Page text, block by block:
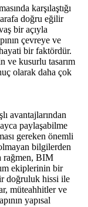
karşılaştığı
doğru eğilir
bir açıyla
çevreye ve
bir faktördür.
ve kusurlu tasarım
olarak daha çok
avantajlarından
paylaşabilme
gereken önemli
bilgilerden
rağmen, BIM
ekiplerinin bir
doğruluk hissi ile
müteahhitler ve
yapısal